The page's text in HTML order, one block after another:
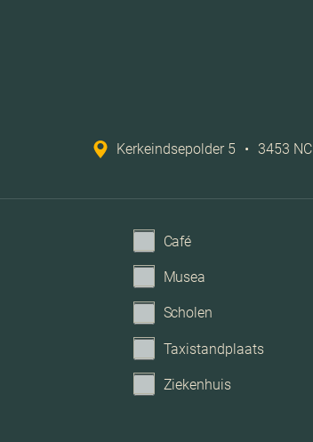
Kerkeindsepolder 5 • 3453 NC
Café
Musea
Scholen
Taxistandplaats
Ziekenhuis